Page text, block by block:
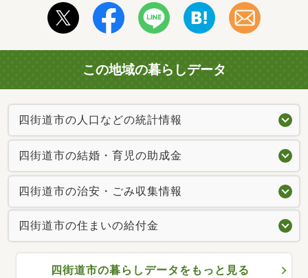
この地域の暮らしデータ
四街道市の人口などの統計情報
四街道市の結婚・育児の助成金
四街道市の治安・ごみ収集情報
四街道市の住まいの給付金
四街道市の暮らしデータをもっと見る